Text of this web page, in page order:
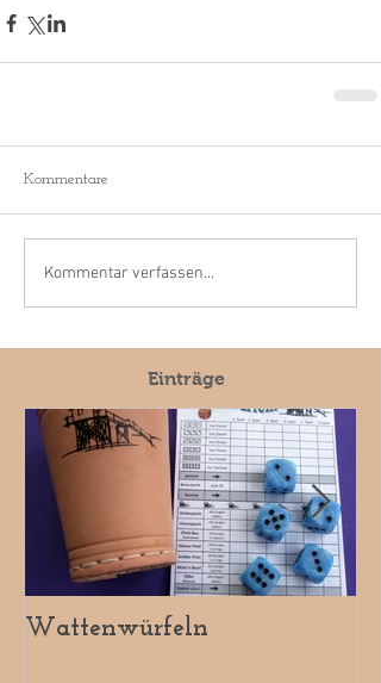
Kommentare
Kommentar verfassen...
Einträge
Wattenwürfeln